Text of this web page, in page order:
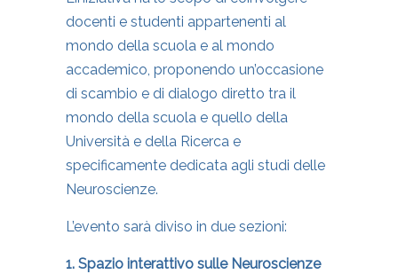
docenti e studenti appartenenti al
mondo della scuola e al mondo
accademico, proponendo un’occasione
di scambio e di dialogo diretto tra il
mondo della scuola e quello della
Università e della Ricerca e
specificamente dedicata agli studi delle
Neuroscienze.
L’evento sarà diviso in due sezioni:
1. Spazio interattivo sulle Neuroscienze